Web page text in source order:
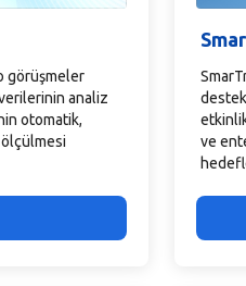
görüşmeler
analiz
otomatik,
ve